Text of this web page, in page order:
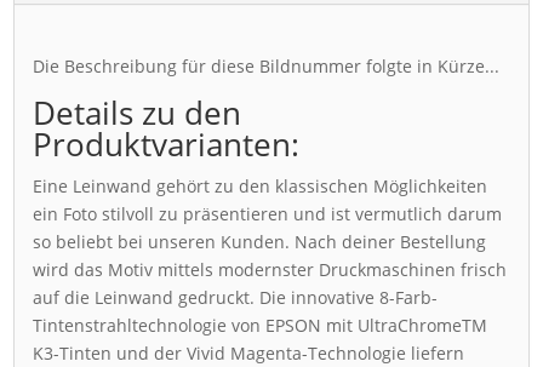
Die Beschreibung für diese Bildnummer folgte in Kürze...
Details zu den
Produktvarianten:
Eine Leinwand gehört zu den klassischen Möglichkeiten
ein Foto stilvoll zu präsentieren und ist vermutlich darum
so beliebt bei unseren Kunden. Nach deiner Bestellung
wird das Motiv mittels modernster Druckmaschinen frisch
auf die Leinwand gedruckt. Die innovative 8-Farb-
Tintenstrahltechnologie von EPSON mit UltraChromeTM
K3-Tinten und der Vivid Magenta-Technologie liefern